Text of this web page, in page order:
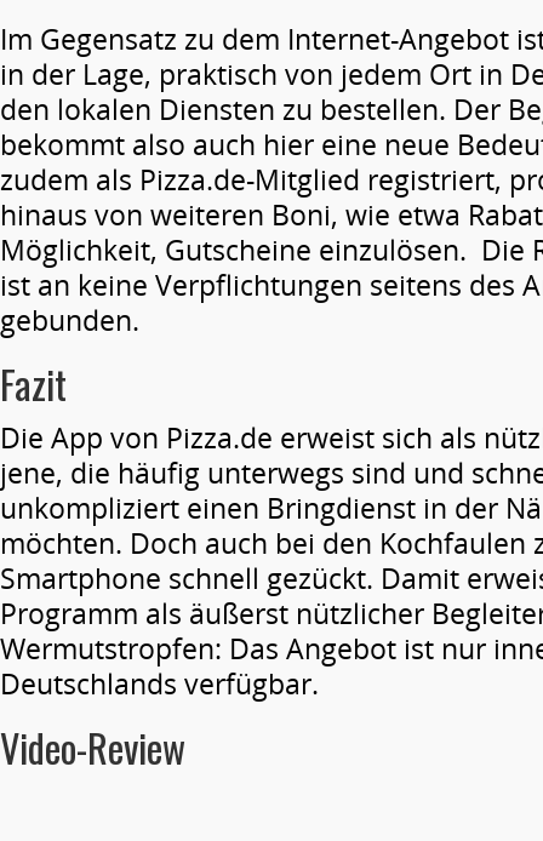
Im Gegensatz zu dem Internet-Angebot
in der Lage, praktisch von jedem Ort in
den lokalen Diensten zu bestellen. Der
bekommt also auch hier eine neue
zudem als Pizza.de-Mitglied registriert,
hinaus von weiteren Boni, wie etwa
Möglichkeit, Gutscheine einzulösen. Die
ist an keine Verpflichtungen seitens des
gebunden.
Fazit
Die App von Pizza.de erweist sich als
jene, die häufig unterwegs sind und
unkompliziert einen Bringdienst in der
möchten. Doch auch bei den Kochfaulen
Smartphone schnell gezückt. Damit
Programm als äußerst nützlicher
Wermutstropfen: Das Angebot ist nur
Deutschlands verfügbar.
Video-Review